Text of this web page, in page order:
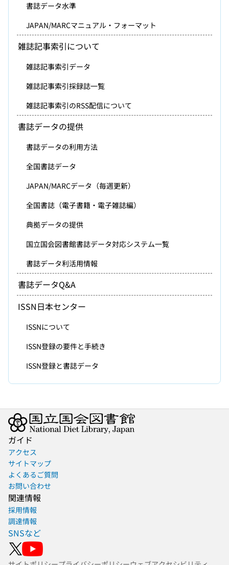
書誌データ水準
JAPAN/MARCマニュアル・フォーマット
雑誌記事索引について
雑誌記事索引データ
雑誌記事索引採録誌一覧
雑誌記事索引のRSS配信について
書誌データの提供
書誌データの利用方法
全国書誌データ
JAPAN/MARCデータ（毎週更新）
全国書誌（電子書籍・電子雑誌編）
典拠データの提供
国立国会図書館書誌データ対応システム一覧
書誌データ利活用情報
書誌データQ&A
ISSN日本センター
ISSNについて
ISSN登録の要件と手続き
ISSN登録と書誌データ
ガイド
アクセス
サイトマップ
よくあるご質問
お問い合わせ
関連情報
採用情報
調達情報
SNSなど